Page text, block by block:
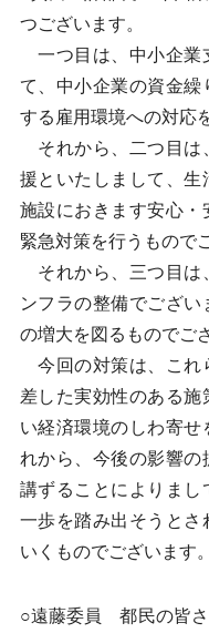
つございます。
一つ目は、中小企業
て、中小企業の資金
する雇用環境への対応
それから、二つ目は
援といたしまして、生
施設におきます安心・
緊急対策を行うもので
それから、三つ目は
ンフラの整備でござ
の増大を図るものでご
今回の対策は、これ
差した実効性のある
い経済環境のしわ寄
れから、今後の影響
講ずることによりま
一歩を踏み出そうとさ
いくものでございます。
○遠藤委員 都民の皆さ